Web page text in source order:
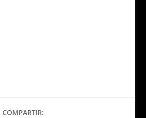
COMPARTIR: